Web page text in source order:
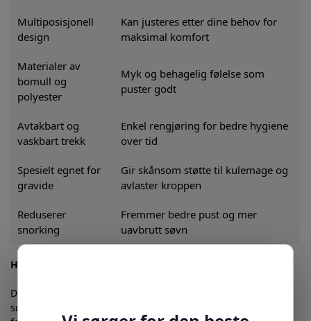
Multiposisjonell
design
Kan justeres etter dine behov for
maksimal komfort
Materialer av
bomull og
polyester
Myk og behagelig følelse som
puster godt
Avtakbart og
vaskbart trekk
Enkel rengjøring for bedre hygiene
over tid
Spesielt egnet for
gravide
Gir skånsom støtte til kulemage og
avlaster kroppen
Reduserer
snorking
Fremmer bedre pust og mer
uavbrutt søvn
Hvorfor velge den ergonomiske U-sideputen?
Det er lett å overse hvor mye riktig støtte kan påvirke
søvnkvaliteten. Mange opplever nakke- og ryggsmerter som